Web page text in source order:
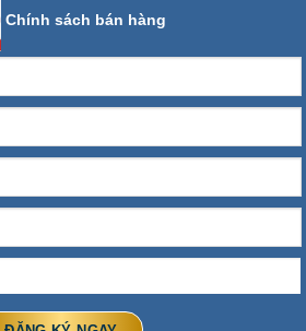
Chính sách bán hàng